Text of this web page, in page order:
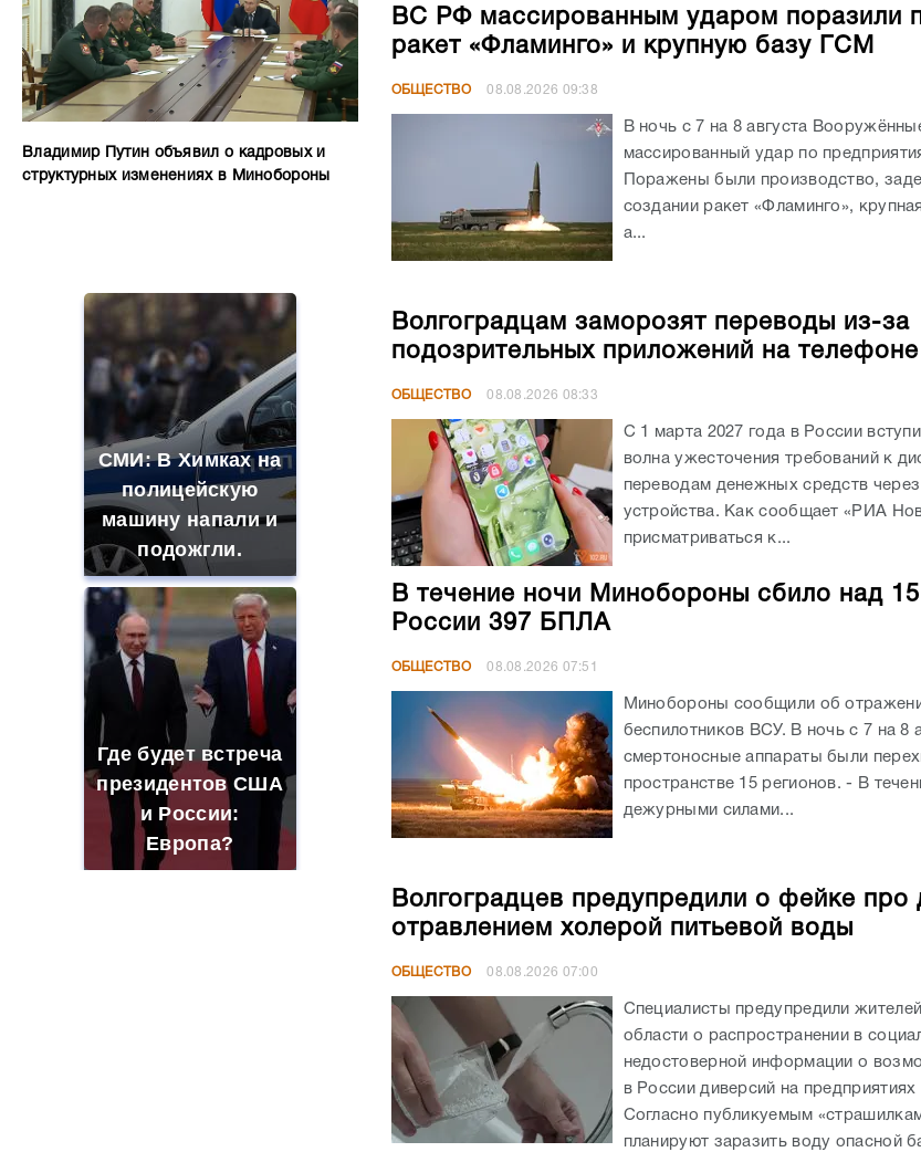
Владимир Путин объявил о кадровых и
структурных изменениях в Минобороны
СМИ: В Химках на
полицейскую
машину напали и
подожгли.
Где будет встреча
президентов США
и России:
Европа?
ВС РФ массированным ударом поразили
ракет «Фламинго» и крупную базу ГСМ
ОБЩЕСТВО 08.08.2026 09:38
В ночь с 7 на 8 августа
массированный удар по
Поражены были производство,
создании ракет «Фламинго»,
а...
Волгоградцам заморозят переводы из-за
подозрительных приложений на телефоне
ОБЩЕСТВО 08.08.2026 08:33
С 1 марта 2027 года в России
волна ужесточения требований к
переводам денежных средств
устройства. Как сообщает «РИА
присматриваться к...
В течение ночи Минобороны сбило над
России 397 БПЛА
ОБЩЕСТВО 08.08.2026 07:51
Минобороны сообщили об
беспилотников ВСУ. В ночь с 7 на 8
смертоносные аппараты были
пространстве 15 регионов. - В
дежурными силами...
Волгоградцев предупредили о фейке про
отравлением холерой питьевой воды
ОБЩЕСТВО 08.08.2026 07:00
Специалисты предупредили
области о распространении в
недостоверной информации о
в России диверсий на
Согласно публикуемым
планируют заразить воду опасной